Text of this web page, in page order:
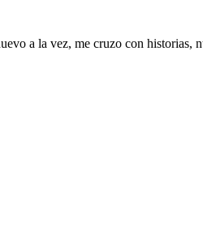
a la vez, me cruzo con historias,